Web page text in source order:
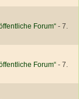
Forum“ - 7.
Forum“ - 7.